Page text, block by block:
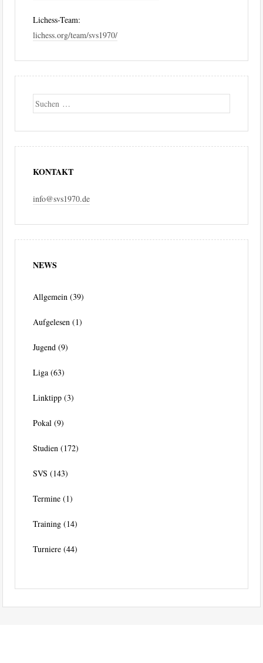
Lichess-Team:
lichess.org/team/svs1970/
Suche
KONTAKT
info@svs1970.de
NEWS
Allgemein (39)
Aufgelesen (1)
Jugend (9)
Liga (63)
Linktipp (3)
Pokal (9)
Studien (172)
SVS (143)
Termine (1)
Training (14)
Turniere (44)